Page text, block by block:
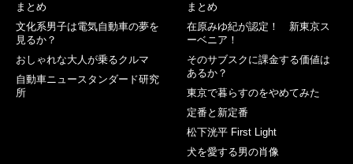
まとめ
文化系男子は電気自動車の夢を
見るか？
おしゃれな大人が乗るクルマ
自動車ニュースタンダード研究
所
まとめ
在原みゆ紀が認定！ 新東京ス
ーベニア！
そのサブスクに課金する価値は
あるか？
東京で暮らすのをやめてみた
定番と新定番
松下洸平 First Light
犬を愛する男の肖像